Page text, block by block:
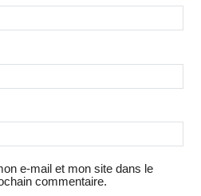
e-mail et mon site dans le
commentaire.